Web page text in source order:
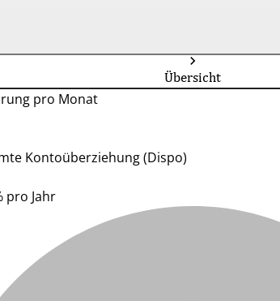
Übersicht
pro Monat
Kontoüberziehung (Dispo)
pro Jahr